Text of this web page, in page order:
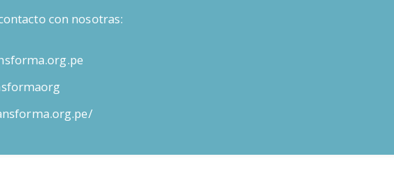
con nosotras: